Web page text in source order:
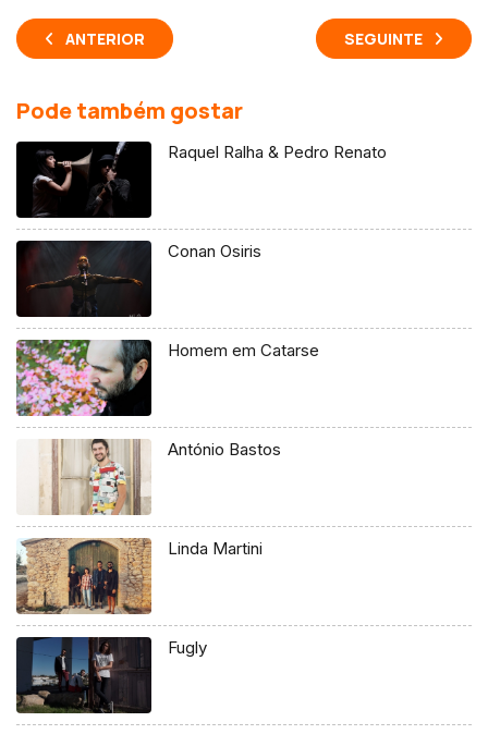
ANTERIOR SEGUINTE
Pode também gostar
Raquel Ralha & Pedro Renato
Conan Osiris
Homem em Catarse
António Bastos
Linda Martini
Fugly